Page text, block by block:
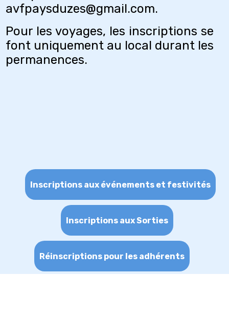
avfpaysduzes@gmail.com.
Pour les voyages, les inscriptions se
font uniquement au local durant les
permanences.
Inscriptions aux événements et festivités
Inscriptions aux Sorties
Réinscriptions pour les adhérents